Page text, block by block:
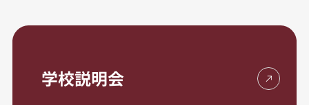
学校説明会